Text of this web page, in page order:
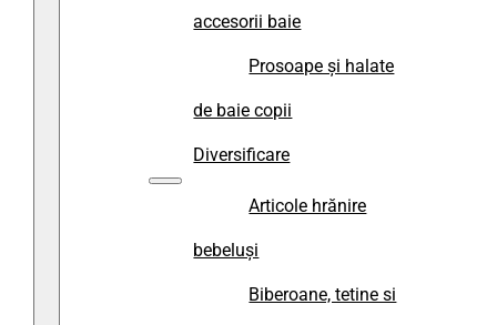
accesorii baie
Prosoape și halate
de baie copii
Diversificare
Articole hrănire
bebeluși
Biberoane, tetine si